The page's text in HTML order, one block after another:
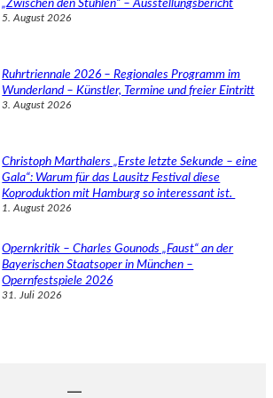
„Zwischen den Stühlen“ – Ausstellungsbericht
5. August 2026
Ruhrtriennale 2026 – Regionales Programm im
Wunderland – Künstler, Termine und freier Eintritt
3. August 2026
Christoph Marthalers „Erste letzte Sekunde – eine
Gala“: Warum für das Lausitz Festival diese
Koproduktion mit Hamburg so interessant ist.
1. August 2026
Opernkritik – Charles Gounods „Faust“ an der
Bayerischen Staatsoper in München –
Opernfestspiele 2026
31. Juli 2026